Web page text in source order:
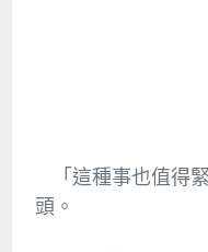
「這種事也值得
頭。